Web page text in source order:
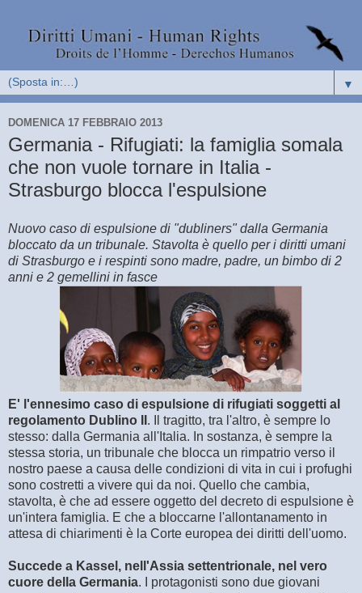
▼
DOMENICA 17 FEBBRAIO 2013
Germania - Rifugiati: la famiglia somala
che non vuole tornare in Italia -
Strasburgo blocca l'espulsione
Nuovo caso di espulsione di "dubliners" dalla Germania
bloccato da un tribunale. Stavolta è quello per i diritti umani
di Strasburgo e i respinti sono madre, padre, un bimbo di 2
anni e 2 gemellini in fasce
E' l'ennesimo caso di espulsione di rifugiati soggetti al
regolamento Dublino II . Il tragitto, tra l'altro, è sempre lo
stesso: dalla Germania all'Italia. In sostanza, è sempre la
stessa storia, un tribunale che blocca un rimpatrio verso il
nostro paese a causa delle condizioni di vita in cui i profughi
sono costretti a vivere qui da noi. Quello che cambia,
stavolta, è che ad essere oggetto del decreto di espulsione è
un'intera famiglia. E che a bloccarne l'allontanamento in
attesa di chiarimenti è la Corte europea dei diritti dell'uomo.
Succede a Kassel, nell'Assia settentrionale, nel vero
cuore della Germania. I protagonisti sono due giovani